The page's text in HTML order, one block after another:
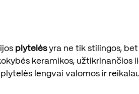
plytelėsyra ne tik stilingos,
keramikos, užtikrinančios
plytelės lengvai valomos ir